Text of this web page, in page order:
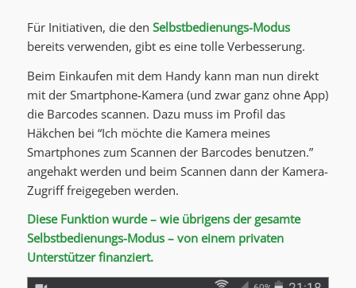
Für Initiativen, die den Selbstbedienungs-Modus
bereits verwenden, gibt es eine tolle Verbesserung.
Beim Einkaufen mit dem Handy kann man nun direkt
mit der Smartphone-Kamera (und zwar ganz ohne App)
die Barcodes scannen. Dazu muss im Profil das
Häkchen bei “Ich möchte die Kamera meines
Smartphones zum Scannen der Barcodes benutzen.”
angehakt werden und beim Scannen dann der Kamera-
Zugriff freigegeben werden.
Diese Funktion wurde – wie übrigens der gesamte
Selbstbedienungs-Modus – von einem privaten
Unterstützer finanziert.